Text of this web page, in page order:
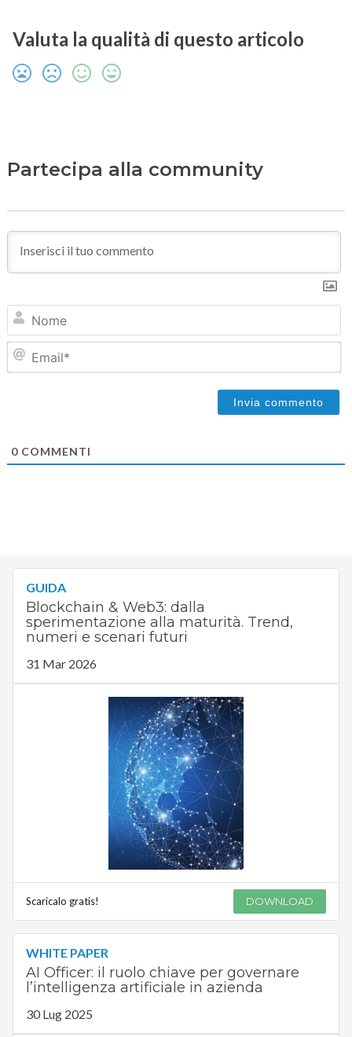
Valuta la qualità di questo articolo
Partecipa alla community
0COMMENTI
GUIDA
Blockchain & Web3: dalla
sperimentazione alla maturità. Trend,
numeri e scenari futuri
31 Mar 2026
Scaricalo gratis! DOWNLOAD
WHITE PAPER
AI Officer: il ruolo chiave per governare
l’intelligenza artificiale in azienda
30 Lug 2025